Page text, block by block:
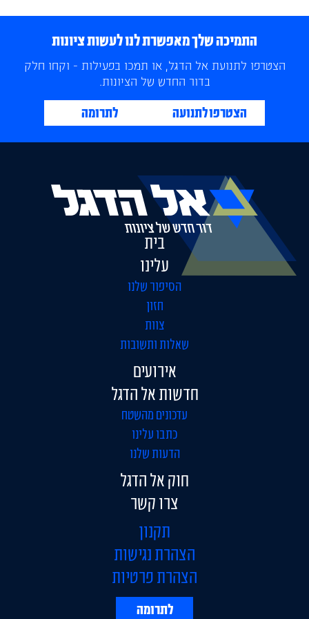
התמיכה שלך מאפשרת לנו לעשות ציונות
הצטרפו לתנועת אל הדגל, או תמכו בפעילות - וקחו חלק
בדור החדש של הציונות.
הצטרפו לתנועה לתרומה
בית
עלינו
הסיפור שלנו
חזון
צוות
שאלות ותשובות
אירועים
חדשות אל הדגל
עדכונים מהשטח
כתבו עלינו
הדעות שלנו
חוק אל הדגל
צרו קשר
תקנון
הצהרת נגישות
הצהרת פרטיות
לתרומה